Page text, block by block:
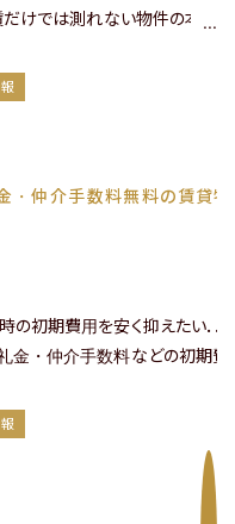
フォーム
年中無休
0800-080-
けでは測れない物件の本
お得に住む裏技」4. 具体的
：プレジオシリーズ vs 一
に新生活を始めよう！1. 予
しない賢い選……
・仲介手数料無料の賃貸物
の初期費用を安く抑えたい．．
金・仲介手数料などの初期費
金・仲介手数料無料でご紹介
件が異なりま